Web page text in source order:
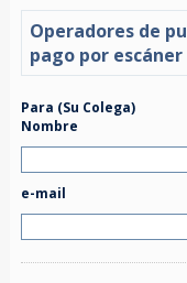
Operadores de
pago por escáner
Para (Su Colega)
Nombre
e-mail